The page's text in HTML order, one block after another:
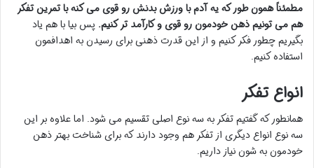
مطمئناً همون طور که یه آدم با ورزش بدنش رو قوی می کنه با تمرین تفکر
هم می تونیم ذهن خودمون رو قوی و کارآمد تر کنیم. پس بیا با هم یاد
بگیریم چطور فکر کنیم و از این قدرت ذهنی برای رسیدن به اهدافمون
استفاده کنیم.
انواع تفکر
همانطور که گفتیم تفکر به سه نوع اصلی تقسیم می شود. اما علاوه بر این
سه نوع انواع دیگری از تفکر هم وجود دارند که برای شناخت بهتر ذهن
خودمون به شون نیاز داریم.